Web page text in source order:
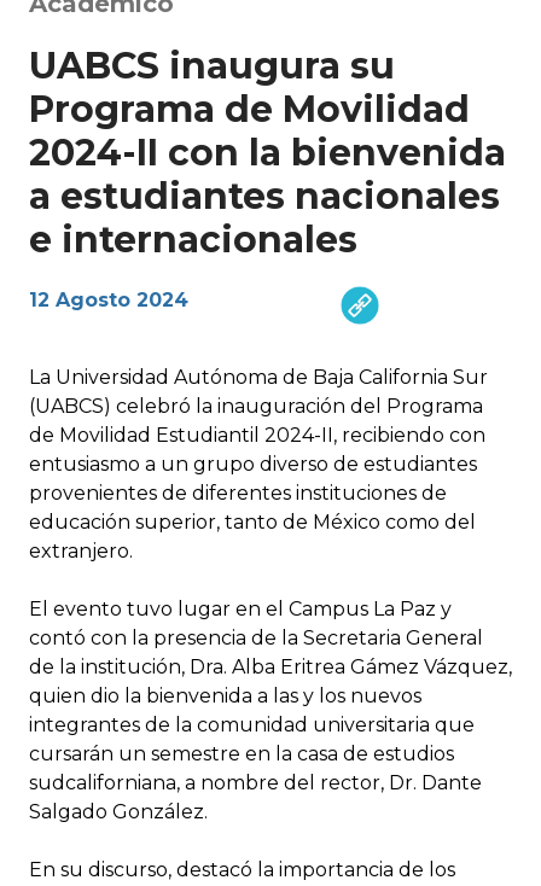
UABCS inaugura su
Programa de Movilidad
2024-II con la bienvenida
a estudiantes nacionales
e internacionales
12 Agosto 2024
La Universidad Autónoma de Baja California Sur
(UABCS) celebró la inauguración del Programa
de Movilidad Estudiantil 2024-II, recibiendo con
entusiasmo a un grupo diverso de estudiantes
provenientes de diferentes instituciones de
educación superior, tanto de México como del
extranjero.
El evento tuvo lugar en el Campus La Paz y
contó con la presencia de la Secretaria General
de la institución, Dra. Alba Eritrea Gámez Vázquez,
quien dio la bienvenida a las y los nuevos
integrantes de la comunidad universitaria que
cursarán un semestre en la casa de estudios
sudcaliforniana, a nombre del rector, Dr. Dante
Salgado González.
En su discurso, destacó la importancia de los